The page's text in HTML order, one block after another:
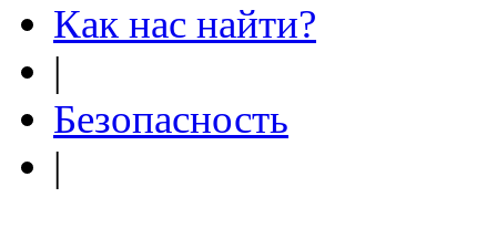
Как нас найти?
|
Безопасность
|